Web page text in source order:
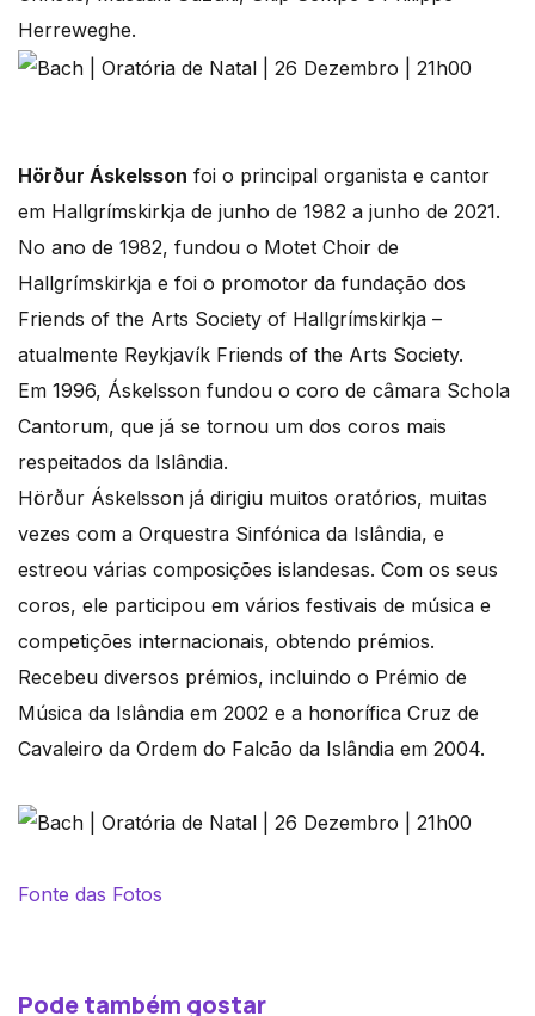
Herreweghe.
Hörður Áskelsson foi o principal organista e cantor
em Hallgrímskirkja de junho de 1982 a junho de 2021.
No ano de 1982, fundou o Motet Choir de
Hallgrímskirkja e foi o promotor da fundação dos
Friends of the Arts Society of Hallgrímskirkja –
atualmente Reykjavík Friends of the Arts Society.
Em 1996, Áskelsson fundou o coro de câmara Schola
Cantorum, que já se tornou um dos coros mais
respeitados da Islândia.
Hörður Áskelsson já dirigiu muitos oratórios, muitas
vezes com a Orquestra Sinfónica da Islândia, e
estreou várias composições islandesas. Com os seus
coros, ele participou em vários festivais de música e
competições internacionais, obtendo prémios.
Recebeu diversos prémios, incluindo o Prémio de
Música da Islândia em 2002 e a honorífica Cruz de
Cavaleiro da Ordem do Falcão da Islândia em 2004.
Fonte das Fotos
Pode também gostar